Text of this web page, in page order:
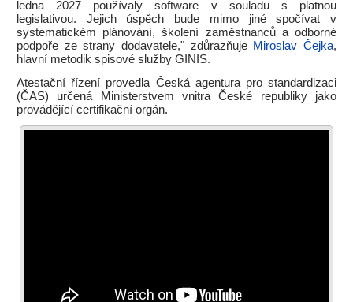
ledna 2027 používaly software v souladu s platnou
legislativou. Jejich úspěch bude mimo jiné spočívat v
systematickém plánování, školení zaměstnanců a odborné
podpoře ze strany dodavatele," zdůrazňuje Miroslav Čejka,
hlavní metodik spisové služby GINIS.
Atestační řízení provedla Česká agentura pro standardizaci
(ČAS) určená Ministerstvem vnitra České republiky jako
provádějící certifikační orgán.